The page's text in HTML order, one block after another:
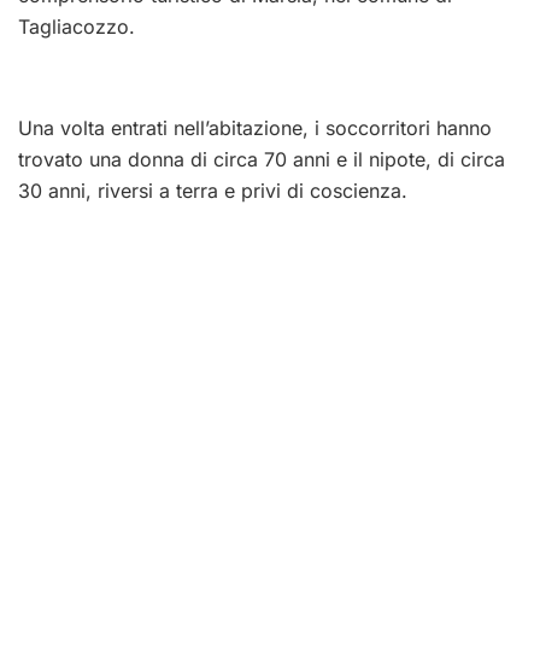
Tagliacozzo.
Una volta entrati nell’abitazione, i soccorritori hanno
trovato una donna di circa 70 anni e il nipote, di circa
30 anni, riversi a terra e privi di coscienza.